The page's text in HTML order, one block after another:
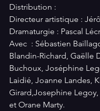
Distribution :
Directeur artistique :
Dramaturgie : Pascal
Avec  : Sébastien
Blandin-Richard, Gaëlle
Buchoux, Joséphine
Laidié, Joanne Landes,
Girard,Josephine
et Orane Marty.